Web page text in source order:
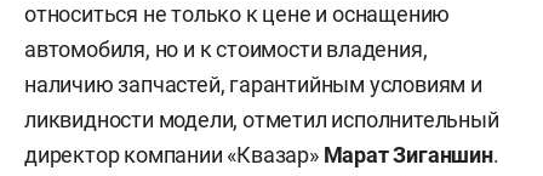
относиться не только к цене и оснащению
автомобиля, но и к стоимости владения,
наличию запчастей, гарантийным условиям и
ликвидности модели, отметил исполнительный
директор компании «Квазар» Марат Зиганшин.